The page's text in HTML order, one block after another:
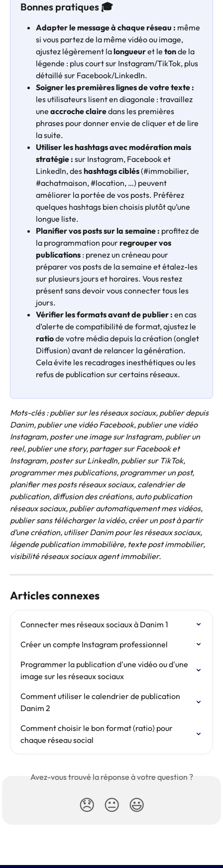
Bonnes pratiques 🎓
Adapter le message à chaque réseau : même
si vous partez de la même vidéo ou image,
ajustez légèrement la longueur et le ton de la
légende : plus court sur Instagram/TikTok, plus
détaillé sur Facebook/LinkedIn.
Soigner les premières lignes de votre texte :
les utilisateurs lisent en diagonale : travaillez
une accroche claire dans les premières
phrases pour donner envie de cliquer et de lire
la suite.
Utiliser les hashtags avec modération mais
stratégie : sur Instagram, Facebook et
LinkedIn, des hashtags ciblés (#immobilier,
#achatmaison, #location, …) peuvent
améliorer la portée de vos posts. Préférez
quelques hashtags bien choisis plutôt qu’une
longue liste.
Planifier vos posts sur la semaine : profitez de
la programmation pour regrouper vos
publications : prenez un créneau pour
préparer vos posts de la semaine et étalez-les
sur plusieurs jours et horaires. Vous restez
présent sans devoir vous connecter tous les
jours.
Vérifier les formats avant de publier : en cas
d’alerte de compatibilité de format, ajustez le
ratio de votre média depuis la création (onglet
Diffusion) avant de relancer la génération.
Cela évite les recadrages inesthétiques ou les
refus de publication sur certains réseaux.
Mots-clés : publier sur les réseaux sociaux, publier depuis
Danim, publier une vidéo Facebook, publier une vidéo
Instagram, poster une image sur Instagram, publier un
reel, publier une story, partager sur Facebook et
Instagram, poster sur LinkedIn, publier sur TikTok,
programmer mes publications, programmer un post,
planifier mes posts réseaux sociaux, calendrier de
publication, diffusion des créations, auto publication
réseaux sociaux, publier automatiquement mes vidéos,
publier sans télécharger la vidéo, créer un post à partir
d’une création, utiliser Danim pour les réseaux sociaux,
légende publication immobilière, texte post immobilier,
visibilité réseaux sociaux agent immobilier.
Articles connexes
Connecter mes réseaux sociaux à Danim 1
Créer un compte Instagram professionnel
Programmer la publication d'une vidéo ou d'une
image sur les réseaux sociaux
Comment utiliser le calendrier de publication
Danim 2
Comment choisir le bon format (ratio) pour
chaque réseau social
Avez-vous trouvé la réponse à votre question ?
😞 😐 😃